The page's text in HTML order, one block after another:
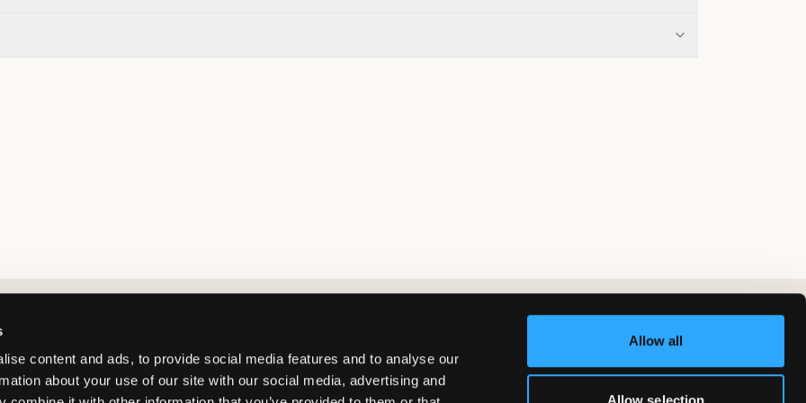
content and ads, to provide social media features and to analyse our
about your use of our site with our social media, advertising and
Allow all
Allow selection